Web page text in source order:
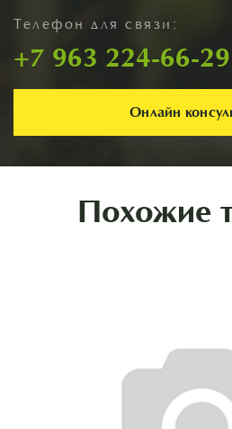
Телефон для связи:
+7 963 224-66-29
Онлайн
Похожие